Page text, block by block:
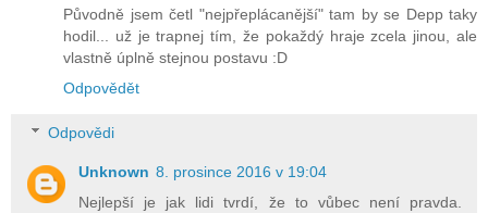
Původně jsem četl "nejpřeplácanější" tam by se Depp taky
hodil... už je trapnej tím, že pokaždý hraje zcela jinou, ale
vlastně úplně stejnou postavu :D
Odpovědět
Odpovědi
Unknown 8. prosince 2016 v 19:04
Nejlepší je jak lidi tvrdí, že to vůbec není pravda.